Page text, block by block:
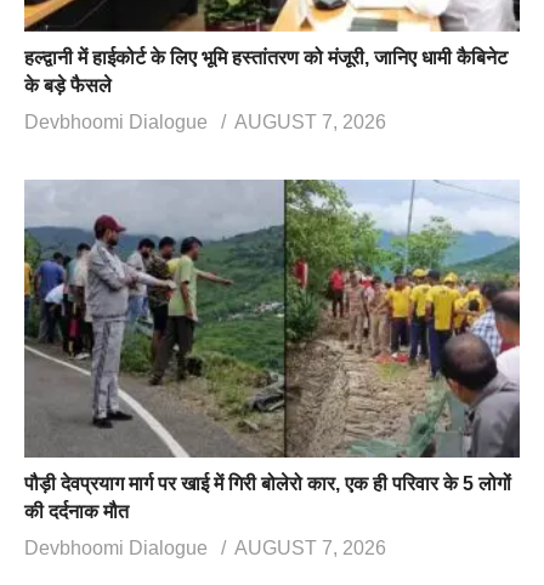
हल्द्वानी में हाईकोर्ट के लिए भूमि हस्तांतरण को मंजूरी, जानिए धामी कैबिनेट
के बड़े फैसले
Devbhoomi Dialogue
AUGUST 7, 2026
पौड़ी देवप्रयाग मार्ग पर खाई में गिरी बोलेरो कार, एक ही परिवार के 5 लोगों
की दर्दनाक मौत
Devbhoomi Dialogue
AUGUST 7, 2026